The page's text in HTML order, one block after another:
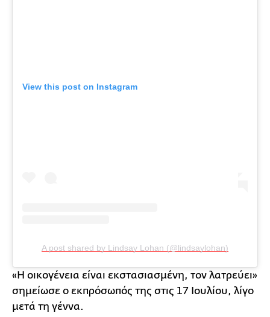
View this post on Instagram
A post shared by Lindsay Lohan (@lindsaylohan)
«Η οικογένεια είναι εκστασιασμένη, τον λατρεύει»
σημείωσε ο εκπρόσωπός της στις 17 Ιουλίου, λίγο
μετά τη γέννα.